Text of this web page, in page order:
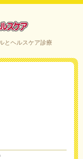
とヘルスケア診療